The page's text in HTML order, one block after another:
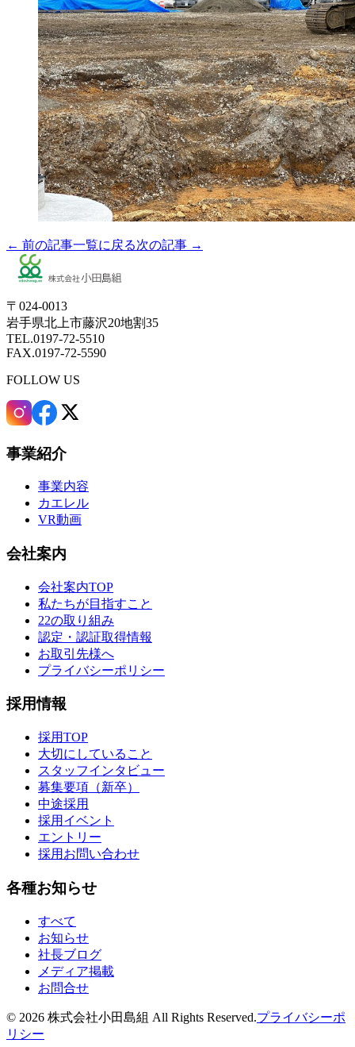
← 前の記事一覧に戻る次の記事 →
〒024-0013
岩手県北上市藤沢20地割35
TEL.0197-72-5510
FAX.0197-72-5590
FOLLOW US
事業紹介
事業内容
カエレル
VR動画
会社案内
会社案内TOP
私たちが目指すこと
22の取り組み
認定・認証取得情報
お取引先様へ
プライバシーポリシー
採用情報
採用TOP
大切にしていること
スタッフインタビュー
募集要項（新卒）
中途採用
採用イベント
エントリー
採用お問い合わせ
各種お知らせ
すべて
お知らせ
社長ブログ
メディア掲載
お問合せ
© 2026 株式会社小田島組 All Rights Reserved.プライバシーポ
リシー